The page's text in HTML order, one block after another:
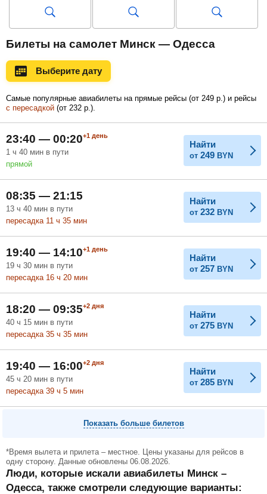
Сентябрь
Ноябрь
Билеты на самолет Минск — Одесса
Выберите дату
Самые популярные авиабилеты на прямые рейсы (от 249 р. ) и рейсы
с пересадкой (от 232 р. ).
23:40 — 00:20+1 день
1 ч 40 мин в пути
прямой
Найти
от 249 BYN
08:35 — 21:15
13 ч 40 мин в пути
пересадка 11 ч 35 мин
Найти
от 232 BYN
19:40 — 14:10+1 день
19 ч 30 мин в пути
пересадка 16 ч 20 мин
Найти
от 257 BYN
18:20 — 09:35+2 дня
40 ч 15 мин в пути
пересадка 35 ч 35 мин
Найти
от 275 BYN
19:40 — 16:00+2 дня
45 ч 20 мин в пути
пересадка 39 ч 5 мин
Найти
от 285 BYN
Показать больше билетов
*Время вылета и прилета – местное. Цены указаны для рейсов в
одну сторону. Данные обновлены 06.08.2026.
Люди, которые искали авиабилеты Минск –
Одесса, также смотрели следующие варианты: